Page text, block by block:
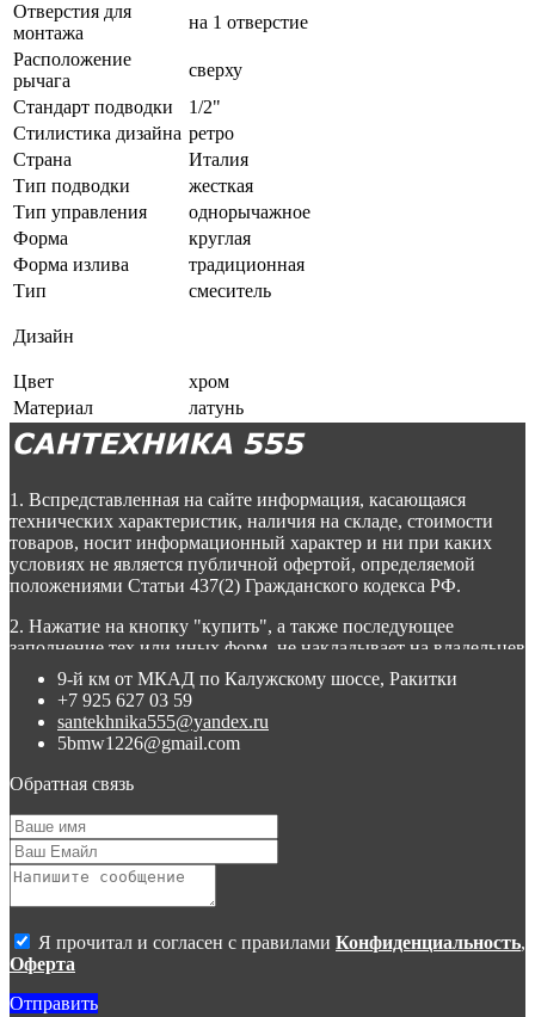
Отверстия для
монтажа
на 1 отверстие
Расположение
рычага
сверху
Стандарт подводки
1/2"
Стилистика дизайна ретро
Страна
Италия
Тип подводки
жесткая
Тип управления
однорычажное
Форма
круглая
Форма излива
традиционная
Тип
смеситель
Дизайн
Цвет
хром
Материал
латунь
1. Вспредставленная на сайте информация, касающаяся
технических характеристик, наличия на складе, стоимости
товаров, носит информационный характер и ни при каких
условиях не является публичной офертой, определяемой
положениями Статьи 437(2) Гражданского кодекса РФ.
2. Нажатие на кнопку "купить", а также последующее
заполнение тех или иных форм, не накладывает на владельцев
сайта никаких обязательств.
3. Присланное по e-mail сообщение, содержащее копию
заполненной формы заявки на сайте, не является ответом на
сообщение потребителя или подтверждением заказа со
стороны владельцев сайта.
4. Все материалы, размещенные на сайте, являются
собственностью владельцев сайта, либо собственностью
организаций, с которыми у владельцев сайта есть соглашение
о размещении материалов. Копирование любой информации
может повлечь за собой уголовное преследование.
9-й км от МКАД по Калужскому шоссе, Ракитки
+7 925 627 03 59
santekhnika555@yandex.ru
5bmw1226@gmail.com
Обратная связь
Я прочитал и согласен с правилами Конфиденциальность,
Оферта
Отправить